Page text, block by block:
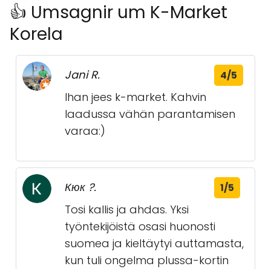
👍 Umsagnir um K-Market
Korela
Jani R. 4/5
Ihan jees k-market. Kahvin
laadussa vähän parantamisen
varaa:)
Кюк ?. 1/5
Tosi kallis ja ahdas. Yksi
työntekijöistä osasi huonosti
suomea ja kieltäytyi auttamasta,
kun tuli ongelma plussa-kortin